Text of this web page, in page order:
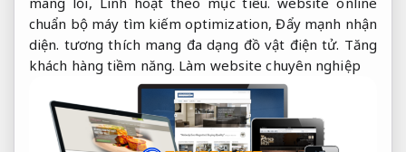
chuẩn bộ máy tìm kiếm optimization,Đẩy mạnh nhận
diện. tương thích mang đa dạng đồ vật điện tử. Tăng
khách hàng tiềm năng. Làm website chuyên nghiệp